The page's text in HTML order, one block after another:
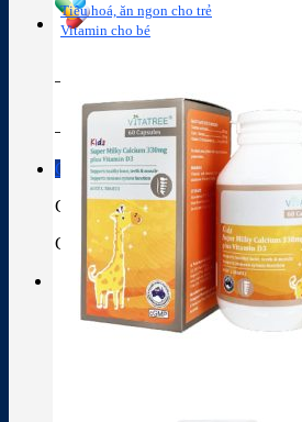
Thành phần thuốc
Giỏ hàng
Giỏ hàng
Chưa có sản phẩm trong giỏ hàng.
Tiêu hoá, ăn ngon cho trẻ
Vitamin cho bé